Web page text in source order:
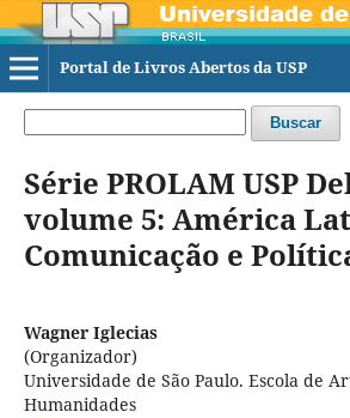
Portal de Livros Abertos da USP
Buscar
Série PROLAM USP
volume 5: América
Comunicação e
Wagner Iglecias
(Organizador)
Universidade de São Paulo. Escola de
Humanidades